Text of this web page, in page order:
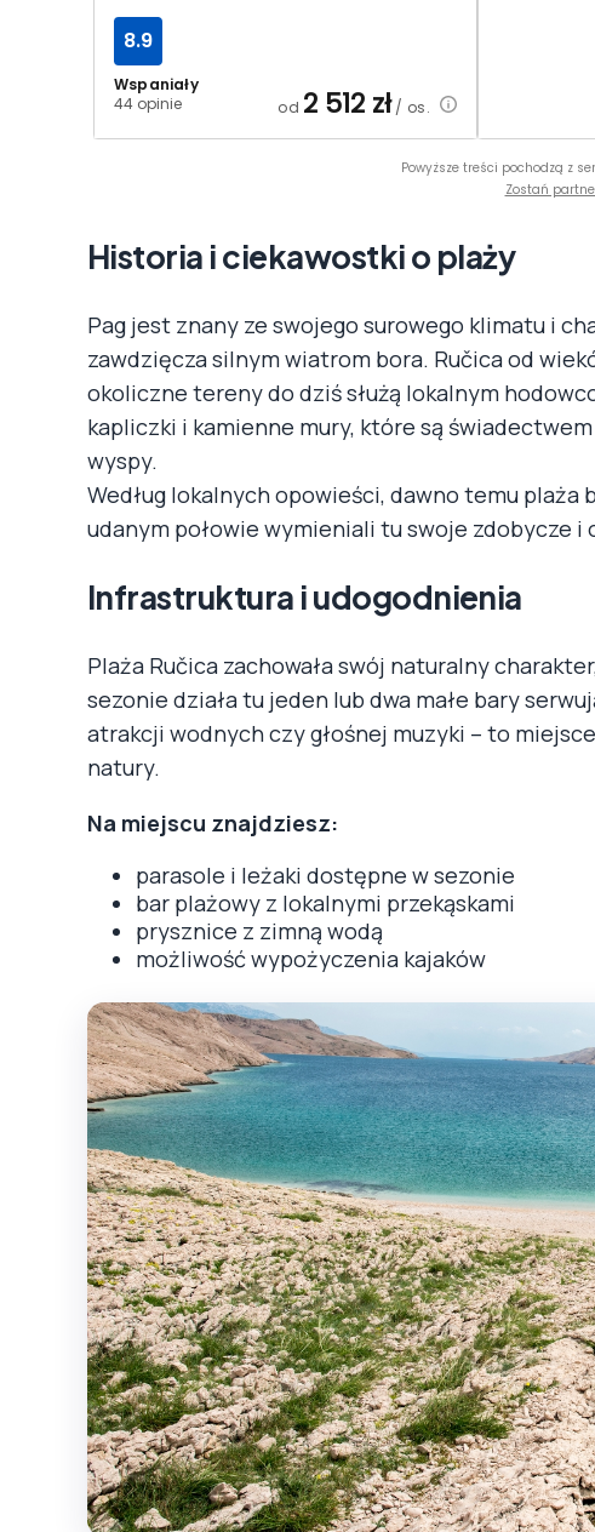
Wspaniały
44 opinie
8.9
od 2 512 zł/ os.
Powyższe treści pochodzą z
Zostań
Historia i ciekawostki o plaży
Pag jest znany ze swojego surowego klimatu i
zawdzięcza silnym wiatrom bora. Ručica od
okoliczne tereny do dziś służą lokalnym
kapliczki i kamienne mury, które są
wyspy.
Według lokalnych opowieści, dawno temu plaża
udanym połowie wymieniali tu swoje zdobycze i
Infrastruktura i udogodnienia
Plaża Ručica zachowała swój naturalny
sezonie działa tu jeden lub dwa małe bary
atrakcji wodnych czy głośnej muzyki – to
natury.
Na miejscu znajdziesz:
parasole i leżaki dostępne w sezonie
bar plażowy z lokalnymi przekąskami
prysznice z zimną wodą
możliwość wypożyczenia kajaków